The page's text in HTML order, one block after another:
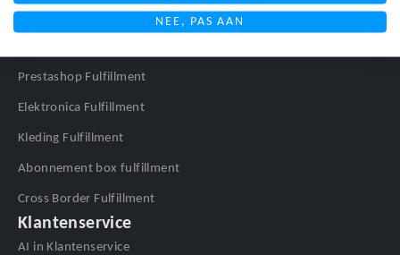
WooCommerce Fulfillment
Prestashop Fulfillment
Elektronica Fulfillment
Kleding Fulfillment
Abonnement box fulfillment
Cross Border Fulfillment
Klantenservice
AI in Klantenservice
NEE, PAS AAN